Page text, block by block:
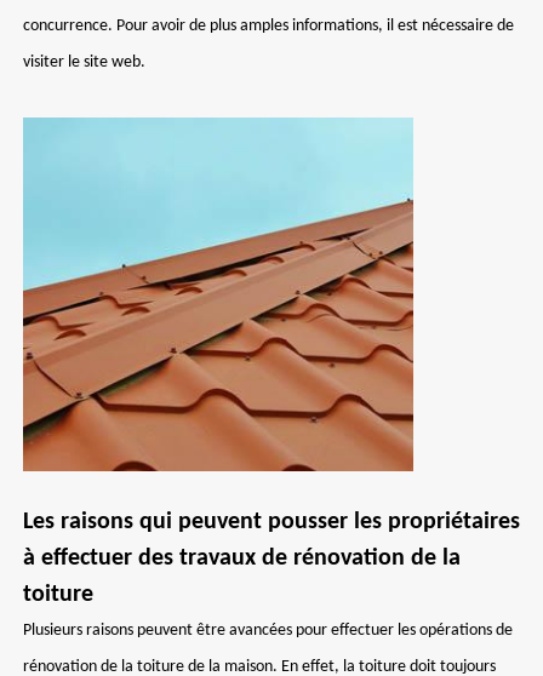
concurrence. Pour avoir de plus amples informations, il est nécessaire de
visiter le site web.
Les raisons qui peuvent pousser les propriétaires
à effectuer des travaux de rénovation de la
toiture
Plusieurs raisons peuvent être avancées pour effectuer les opérations de
rénovation de la toiture de la maison. En effet, la toiture doit toujours